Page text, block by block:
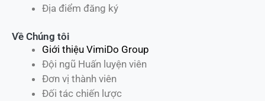
Địa điểm đăng ký
Về Chúng tôi
Giới thiệu VimiDo Group
Đội ngũ Huấn luyện viên
Đơn vị thành viên
Đối tác chiến lược